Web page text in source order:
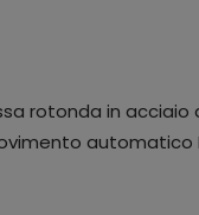
rotonda in
automatico